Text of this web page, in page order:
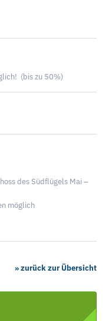
(bis zu 50%)
des Südflügels Mai –
möglich
» zurück zur Übersicht